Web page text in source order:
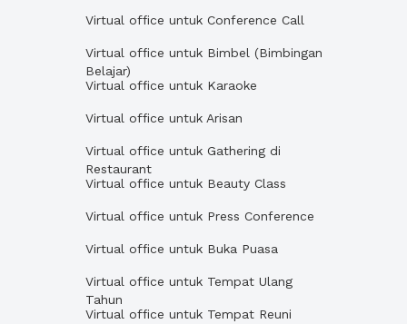
Virtual office untuk Conference Call
Virtual office untuk Bimbel (Bimbingan
Belajar)
Virtual office untuk Karaoke
Virtual office untuk Arisan
Virtual office untuk Gathering di
Restaurant
Virtual office untuk Beauty Class
Virtual office untuk Press Conference
Virtual office untuk Buka Puasa
Virtual office untuk Tempat Ulang
Tahun
Virtual office untuk Tempat Reuni